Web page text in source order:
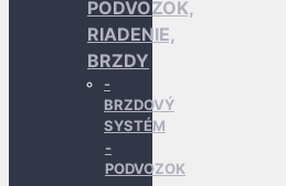
PODVOZOK,
RIADENIE,
BRZDY
BRZDOVÝ
SYSTÉM
PODVOZOK